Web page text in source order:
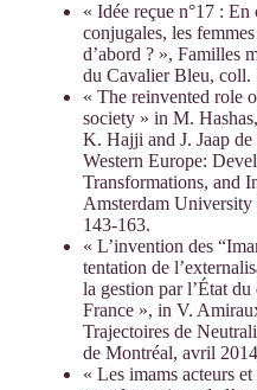
« Idée reçue n°17 : En
conjugales, les
d’abord ? », Familles
du Cavalier Bleu, coll.
« The reinvented role
society » in M.
K. Hajji and J. Jaap
Western Europe:
Transformations, and
Amsterdam University
143-163.
« L’invention des
tentation de
la gestion par l’État du
France », in V.
Trajectoires de
de Montréal, avril
« Les imams acteurs et